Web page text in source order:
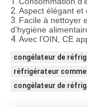
2. Aspect élégant et
3. Facile à nettoyer
d'hygiène
4. Avec l'OIN, CE
congélateur de
réfrigérateur
congélateur de